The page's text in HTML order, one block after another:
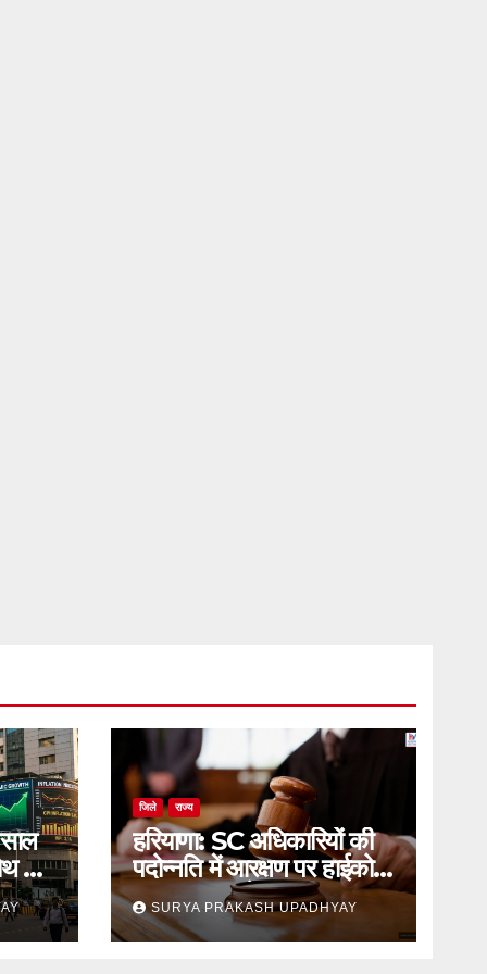
का
जिले राज्य
हरियाणा: SC अधिकारियों की
पदोन्नति में आरक्षण पर हाईकोर्ट
का स्थगन आदेश
SURYA PRAKASH UPADHYAY